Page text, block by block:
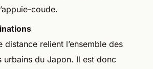
coude.
distance relient l’ensemble des
urbains du Japon. Il est donc